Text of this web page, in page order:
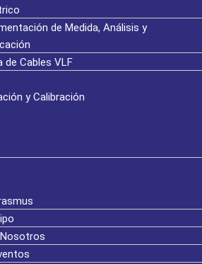
de Medida, Análisis y
de Cables VLF
y Calibración